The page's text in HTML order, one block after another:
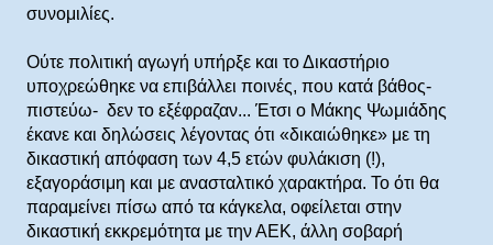
συνομιλίες.
Ούτε πολιτική αγωγή υπήρξε και το Δικαστήριο
υποχρεώθηκε να επιβάλλει ποινές, που κατά βάθος-
πιστεύω- δεν το εξέφραζαν... Έτσι ο Μάκης Ψωμιάδης
έκανε και δηλώσεις λέγοντας ότι «δικαιώθηκε» με τη
δικαστική απόφαση των 4,5 ετών φυλάκιση (!),
εξαγοράσιμη και με ανασταλτικό χαρακτήρα. Το ότι θα
παραμείνει πίσω από τα κάγκελα, οφείλεται στην
δικαστική εκκρεμότητα με την ΑΕΚ, άλλη σοβαρή